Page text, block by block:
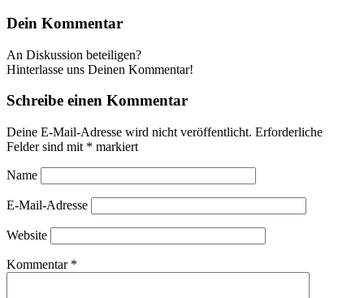
Dein Kommentar
An Diskussion beteiligen?
Hinterlasse uns Deinen Kommentar!
Schreibe einen Kommentar
Deine E-Mail-Adresse wird nicht veröffentlicht. Erforderliche
Felder sind mit * markiert
Name
E-Mail-Adresse
Website
Kommentar *